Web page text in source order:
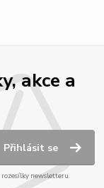
akce a
Přihlásit se
newsletteru.